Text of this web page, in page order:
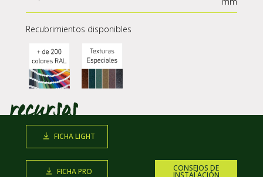
Recubrimientos disponibles
FICHA LIGHT
FICHA PRO CONSEJOS DE